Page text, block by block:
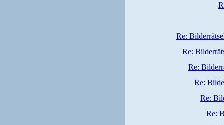
Re:
Re:
Re:
Re:
Re:
Re: